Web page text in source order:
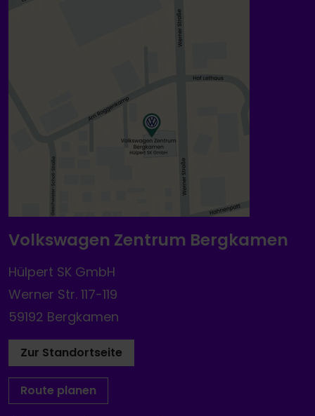
Volkswagen Zentrum Bergkamen
Hülpert SK GmbH
Werner Str. 117-119
59192 Bergkamen
Zur Standortseite
Route planen